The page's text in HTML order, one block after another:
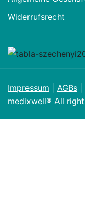
Widerrufsrecht
Impressum AGBs
medixwell® All